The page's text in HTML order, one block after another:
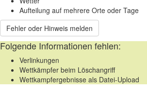
Aufteilung auf mehrere Orte oder Tage
Fehler oder Hinweis melden
Folgende Informationen fehlen:
Verlinkungen
Wettkämpfer beim Löschangriff
Wettkampfergebnisse als Datei-Upload